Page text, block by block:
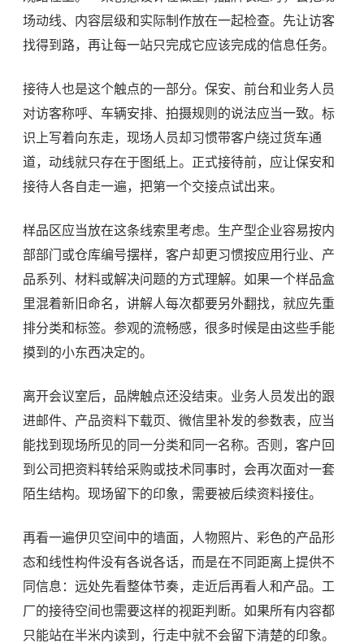
场动线、内容层级和实际制作放在一起检查。先让访客
找得到路，再让每一站只完成它应该完成的信息任务。
接待人也是这个触点的一部分。保安、前台和业务人员
对访客称呼、车辆安排、拍摄规则的说法应当一致。标
识上写着向东走，现场人员却习惯带客户绕过货车通
道，动线就只存在于图纸上。正式接待前，应让保安和
接待人各自走一遍，把第一个交接点试出来。
样品区应当放在这条线索里考虑。生产型企业容易按内
部部门或仓库编号摆样，客户却更习惯按应用行业、产
品系列、材料或解决问题的方式理解。如果一个样品盒
里混着新旧命名，讲解人每次都要另外翻找，就应先重
排分类和标签。参观的流畅感，很多时候是由这些手能
摸到的小东西决定的。
离开会议室后，品牌触点还没结束。业务人员发出的跟
进邮件、产品资料下载页、微信里补发的参数表，应当
能找到现场所见的同一分类和同一名称。否则，客户回
到公司把资料转给采购或技术同事时，会再次面对一套
陌生结构。现场留下的印象，需要被后续资料接住。
再看一遍伊贝空间中的墙面，人物照片、彩色的产品形
态和线性构件没有各说各话，而是在不同距离上提供不
同信息：远处先看整体节奏，走近后再看人和产品。工
厂的接待空间也需要这样的视距判断。如果所有内容都
只能站在半米内读到，行走中就不会留下清楚的印象。